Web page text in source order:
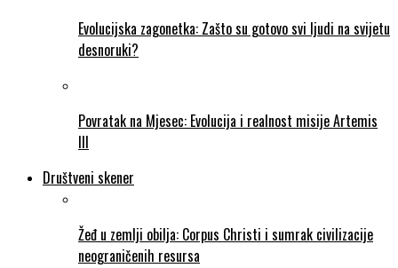
Evolucijska zagonetka: Zašto su gotovo svi ljudi na svijetu
desnoruki?
Povratak na Mjesec: Evolucija i realnost misije Artemis
III
Društveni skener
Žeđ u zemlji obilja: Corpus Christi i sumrak civilizacije
neograničenih resursa